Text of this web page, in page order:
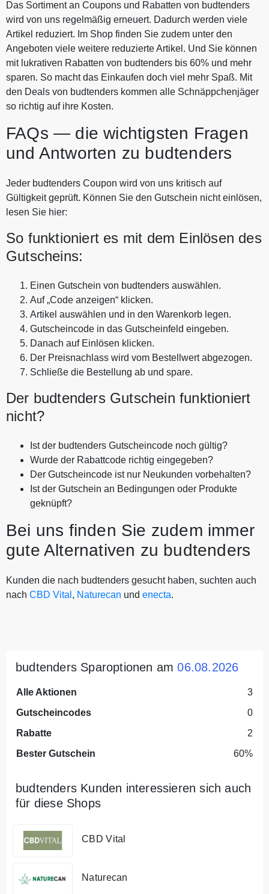
Das Sortiment an Coupons und Rabatten von budtenders
wird von uns regelmäßig erneuert. Dadurch werden viele
Artikel reduziert. Im Shop finden Sie zudem unter den
Angeboten viele weitere reduzierte Artikel. Und Sie können
mit lukrativen Rabatten von budtenders bis 60% und mehr
sparen. So macht das Einkaufen doch viel mehr Spaß. Mit
den Deals von budtenders kommen alle Schnäppchenjäger
so richtig auf ihre Kosten.
FAQs — die wichtigsten Fragen
und Antworten zu budtenders
Jeder budtenders Coupon wird von uns kritisch auf
Gültigkeit geprüft. Können Sie den Gutschein nicht einlösen,
lesen Sie hier:
So funktioniert es mit dem Einlösen des
Gutscheins:
Einen Gutschein von budtenders auswählen.
Auf „Code anzeigen“ klicken.
Artikel auswählen und in den Warenkorb legen.
Gutscheincode in das Gutscheinfeld eingeben.
Danach auf Einlösen klicken.
Der Preisnachlass wird vom Bestellwert abgezogen.
Schließe die Bestellung ab und spare.
Der budtenders Gutschein funktioniert
nicht?
Ist der budtenders Gutscheincode noch gültig?
Wurde der Rabattcode richtig eingegeben?
Der Gutscheincode ist nur Neukunden vorbehalten?
Ist der Gutschein an Bedingungen oder Produkte
geknüpft?
Bei uns finden Sie zudem immer
gute Alternativen zu budtenders
Kunden die nach budtenders gesucht haben, suchten auch
nach CBD Vital , Naturecan und enecta.
budtenders Sparoptionen am06.08.2026
Alle Aktionen
3
Gutscheincodes
0
Rabatte
2
Bester Gutschein
60%
budtenders Kunden interessieren sich auch
für diese Shops
CBD Vital
Naturecan